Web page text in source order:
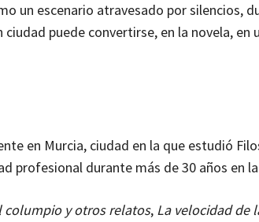
un escenario atravesado por silencios,
puede convertirse, en la novela,
en Murcia, ciudad en la que estudió
profesional durante más de 30 años en
columpio y otros relatos, La velocidad de